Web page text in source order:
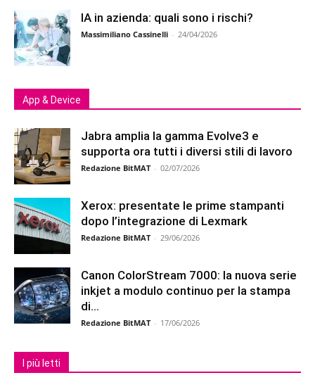
IA in azienda: quali sono i rischi?
Massimiliano Cassinelli - 24/04/2026
App & Device
Jabra amplia la gamma Evolve3 e
supporta ora tutti i diversi stili di lavoro
Redazione BitMAT - 02/07/2026
Xerox: presentate le prime stampanti
dopo l’integrazione di Lexmark
Redazione BitMAT - 29/06/2026
Canon ColorStream 7000: la nuova serie
inkjet a modulo continuo per la stampa
di...
Redazione BitMAT - 17/06/2026
I più letti